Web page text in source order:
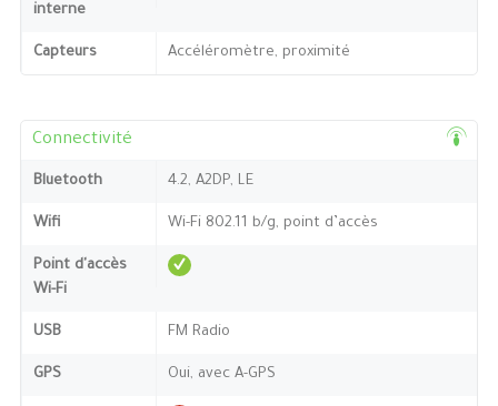
interne
Capteurs Accéléromètre, proximité
Connectivité
Bluetooth 4.2, A2DP, LE
Wifi Wi-Fi 802.11 b/g, point d’accès
Point d'accès
Wi-Fi
USB FM Radio
GPS Oui, avec A-GPS